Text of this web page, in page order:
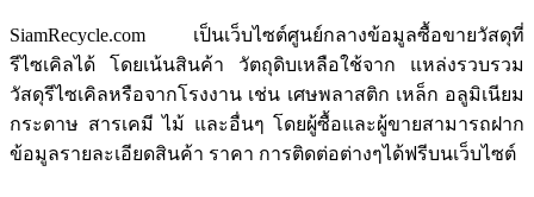
SiamRecycle.com เป็นเว็บไซต์ศูนย์กลางข้อมูลซื้อขายวัสดุที่
รีไซเคิลได้ โดยเน้นสินค้า วัตถุดิบเหลือใช้จาก แหล่งรวบรวม
วัสดุรีไซเคิลหรือจากโรงงาน เช่น เศษพลาสติก เหล็ก อลูมิเนียม
กระดาษ สารเคมี ไม้ และอื่นๆ โดยผู้ซื้อและผู้ขายสามารถฝาก
ข้อมูลรายละเอียดสินค้า ราคา การติดต่อต่างๆได้ฟรีบนเว็บไซต์